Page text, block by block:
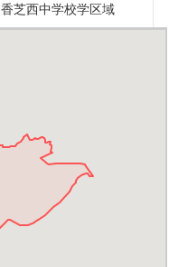
香芝西中学校学区域